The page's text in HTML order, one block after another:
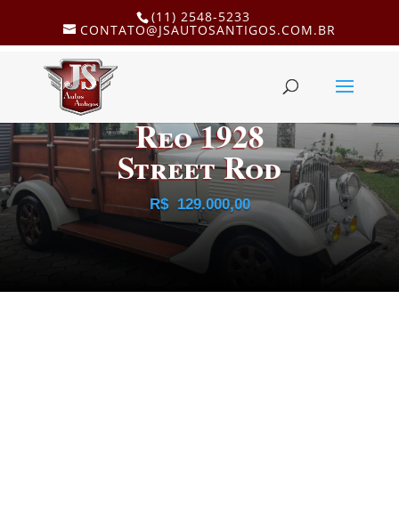
(11) 2548-5233
CONTATO@JSAUTOSANTIGOS.COM.BR
Reo 1928
Street Rod
R$ 129.000,00